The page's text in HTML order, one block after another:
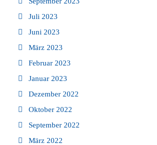
Juli 2023
Juni 2023
März 2023
Februar 2023
Januar 2023
Dezember 2022
Oktober 2022
September 2022
März 2022